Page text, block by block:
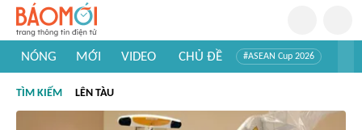
NÓNG MỚI VIDEO CHỦ ĐỀ #ASEAN Cup 2026
#Khám phá thế giới
TÌM KIẾM LÊN TÀU